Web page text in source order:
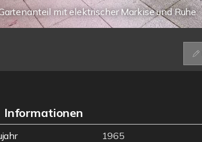
mit elektrischer Markise und Ruhe
Informationen
1965